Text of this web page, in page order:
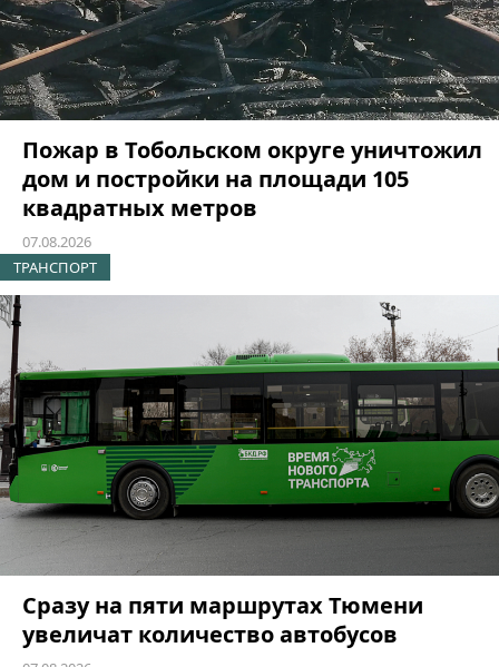
Пожар в Тобольском округе уничтожил
дом и постройки на площади 105
квадратных метров
07.08.2026
ТРАНСПОРТ
Сразу на пяти маршрутах Тюмени
увеличат количество автобусов